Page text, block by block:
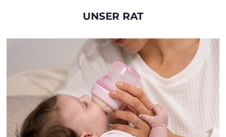
UNSER RAT